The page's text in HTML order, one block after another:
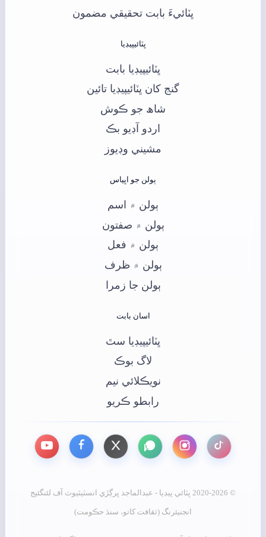
ڀٽائيءَ بابت تحقيقي مضمون
ڀٽائيپيڊيا
ڀٽائيپيڊيا بابت
گنج کان ڀٽائيپيڊيا تائين
شاھ جو ڪوش
اردو آڊيو بڪ
مشيني وڊيوز
ٻولن جو اڀياس
ٻولن ۾ اسم
ٻولن ۾ صفتون
ٻولن ۾ فعل
ٻولن ۾ ظرف
ٻولن جا زمرا
اسان بابت
ڀٽائيپيڊيا سٿ
لاگ بوڪ
نويڪلائي نيم
رابطو ڪريو
© 2020-2026 ڀٽائي پيڊيا - عبدالماجد ڀرڳڙي انسٽيٽيوٽ آف لئنگئيج
انجنيئرنگ (ثقافت کاتو، سنڌ حڪومت)